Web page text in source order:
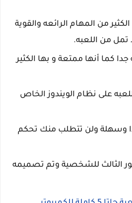
من المهام الرائعه والقوية
من اللعبه.
كما أنها ممتعة و بها الكثير
على نظام الويندوز الخاص
وسهلة ولن تتطلب منك تحكم
الثالث للشخصية وتم تصميمه